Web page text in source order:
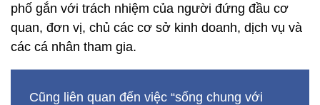
phố gắn với trách nhiệm của người đứng đầu cơ
quan, đơn vị, chủ các cơ sở kinh doanh, dịch vụ và
các cá nhân tham gia.
Cũng liên quan đến việc “sống chung với